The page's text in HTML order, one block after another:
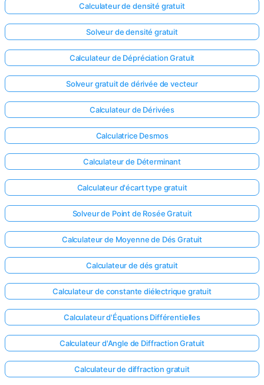
Connectez-
Calculateur de densité gratuit
Solveur de densité gratuit
Calculateur de Dépréciation Gratuit
Solveur gratuit de dérivée de vecteur
Calculateur de Dérivées
Calculatrice Desmos
Calculateur de Déterminant
Calculateur d'écart type gratuit
Solveur de Point de Rosée Gratuit
Calculateur de Moyenne de Dés Gratuit
Calculateur de dés gratuit
Calculateur de constante diélectrique gratuit
Calculateur d'Équations Différentielles
Calculateur d'Angle de Diffraction Gratuit
Calculateur de diffraction gratuit